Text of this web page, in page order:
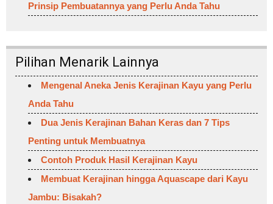
Prinsip Pembuatannya yang Perlu Anda Tahu
Pilihan Menarik Lainnya
Mengenal Aneka Jenis Kerajinan Kayu yang Perlu
Anda Tahu
Dua Jenis Kerajinan Bahan Keras dan 7 Tips
Penting untuk Membuatnya
Contoh Produk Hasil Kerajinan Kayu
Membuat Kerajinan hingga Aquascape dari Kayu
Jambu: Bisakah?